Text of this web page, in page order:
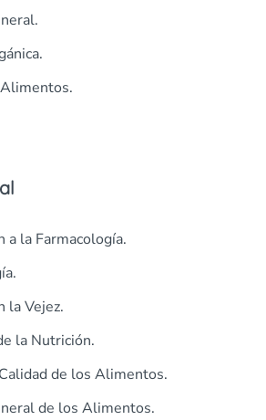
a la Farmacología.
la Vejez.
la Nutrición.
de los Alimentos.
de los Alimentos.